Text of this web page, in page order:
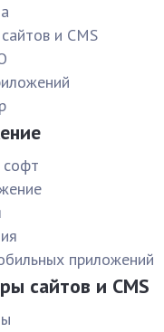
и CMS
приложений
сайтов и CMS